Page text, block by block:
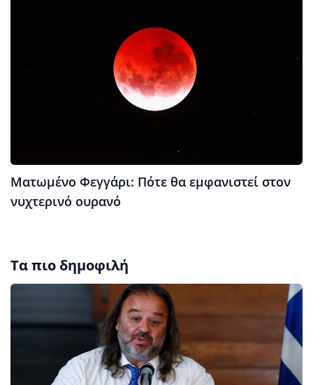
Ματωμένο Φεγγάρι: Πότε θα εμφανιστεί στον
νυχτερινό ουρανό
Τα πιο δημοφιλή